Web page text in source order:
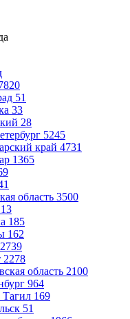
51
33
28
5245
край 4731
1365
область 3500
185
162
2739
2278
область 2100
964
169
51